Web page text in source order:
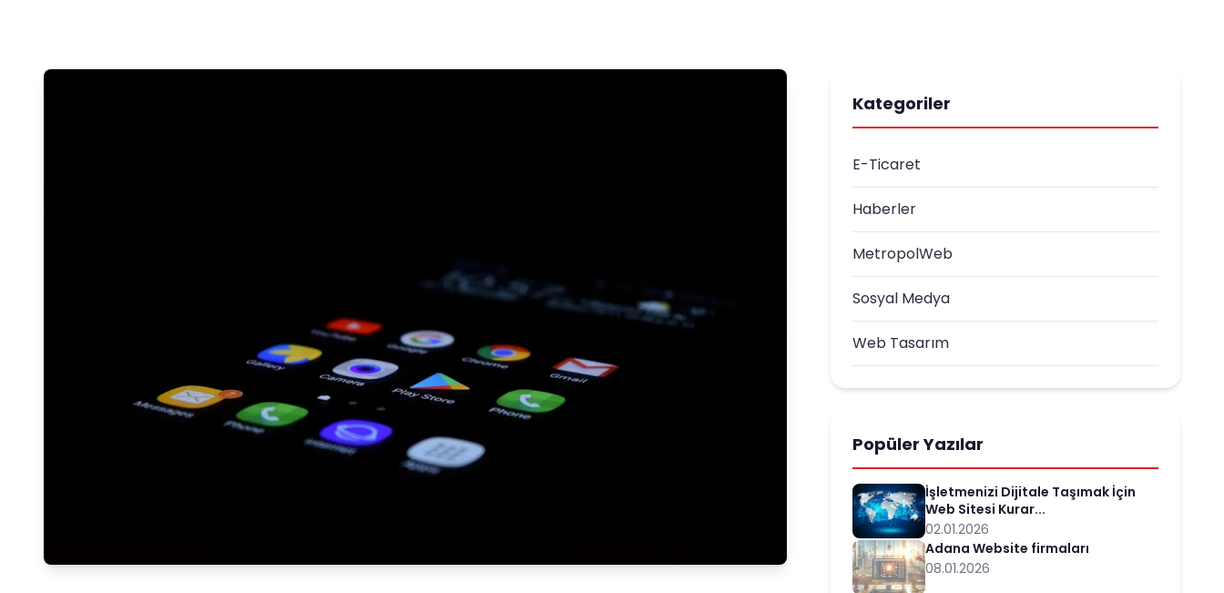
Kategoriler
E-Ticaret
Haberler
MetropolWeb
Sosyal Medya
Web Tasarım
Popüler Yazılar
İşletmenizi Dijitale Taşımak İçin
Web Sitesi Kurar...
02.01.2026
Adana Website firmaları
08.01.2026